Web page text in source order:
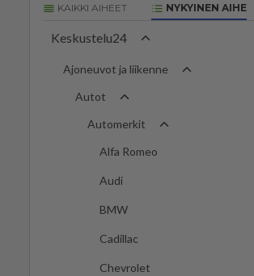
KAIKKI AIHEET NYKYINEN AIHE
Keskustelu24
Ajoneuvot ja liikenne
Autot
Automerkit
Alfa Romeo
Audi
BMW
Cadillac
Chevrolet